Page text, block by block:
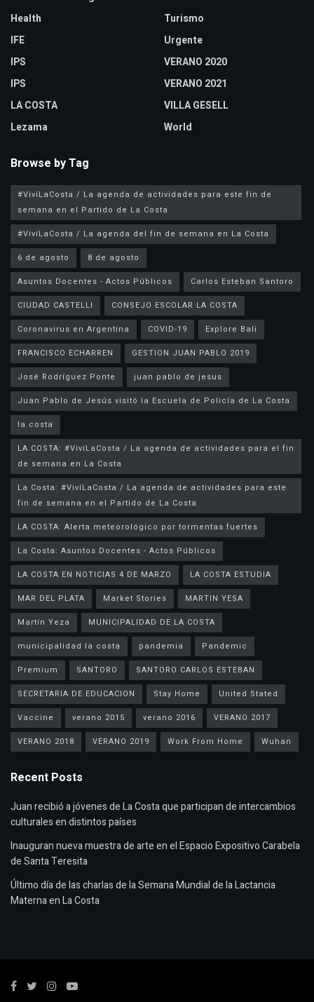
Health
IFE
IPS
IPS
LA COSTA
Lezama
Turismo
Urgente
VERANO 2020
VERANO 2021
VILLA GESELL
World
Browse by Tag
#VivíLaCosta / La agenda de actividades para este fin de
semana en el Partido de La Costa
#VivíLaCosta / La agenda del fin de semana en La Costa
6 de agosto
8 de agosto
Asuntos Docentes - Actos Públicos
Carlos Esteban Santoro
CIUDAD CASTELLI
CONSEJO ESCOLAR LA COSTA
Coronavirus en Argentina
COVID-19
Explore Bali
FRANCISCO ECHARREN
GESTION JUAN PABLO 2019
José Rodríguez Ponte
juan pablo de jesus
la costa
LA COSTA: #VivíLaCosta / La agenda de actividades para el fin
de semana en La Costa
La Costa: #VivíLaCosta / La agenda de actividades para este
fin de semana en el Partido de La Costa
LA COSTA: Alerta meteorológico por tormentas fuertes
La Costa: Asuntos Docentes - Actos Públicos
LA COSTA EN NOTICIAS 4 DE MARZO
LA COSTA ESTUDIA
MAR DEL PLATA
Market Stories
MARTIN YESA
Martín Yeza
MUNICIPALIDAD DE LA COSTA
municipalidad la costa
pandemia
Pandemic
Premium
SANTORO
SANTORO CARLOS ESTEBAN
SECRETARIA DE EDUCACION
Stay Home
United Stated
Vaccine
verano 2015 verano 2016
VERANO 2017
VERANO 2018
VERANO 2019 Work From Home Wuhan
Recent Posts
Juan recibió a jóvenes de La Costa que participan de intercambios
culturales en distintos países
Inauguran nueva muestra de arte en el Espacio Expositivo Carabela
de Santa Teresita
Último día de las charlas de la Semana Mundial de la Lactancia
Materna en La Costa